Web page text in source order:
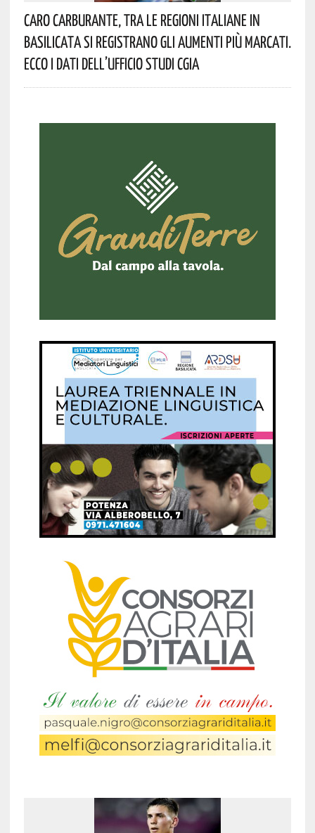
Caro Carburante, Tra Le Regioni Italiane In
Basilicata Si Registrano Gli Aumenti Più Marcati.
Ecco I Dati Dell’Ufficio Studi CGIA